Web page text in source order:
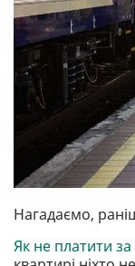
Нагадаємо,
Як не платити